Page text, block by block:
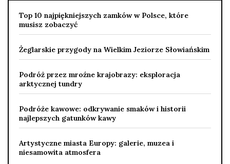
Top 10 najpiękniejszych zamków w Polsce, które
musisz zobaczyć
Żeglarskie przygody na Wielkim Jeziorze Słowiańskim
Podróż przez mroźne krajobrazy: eksploracja
arktycznej tundry
Podróże kawowe: odkrywanie smaków i historii
najlepszych gatunków kawy
Artystyczne miasta Europy: galerie, muzea i
niesamowita atmosfera